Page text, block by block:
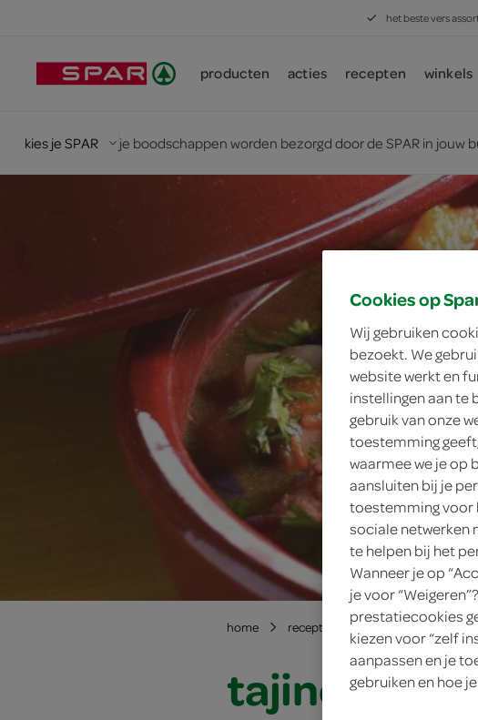
het beste vers
producten acties recepten winkels
kies je SPAR je boodschappen worden bezorgd door de SPAR in jouw
home recepten tajine van witvis
tajine van
Cookies op
Wij gebruiken
bezoekt. We
website werkt en
instellingen aan te
gebruik van onze
toestemming
waarmee we je op
aansluiten bij je
toestemming voor
sociale netwerken
te helpen bij het
Wanneer je op
je voor
prestatiecookies
kiezen voor “zelf
aanpassen en je
gebruiken en hoe